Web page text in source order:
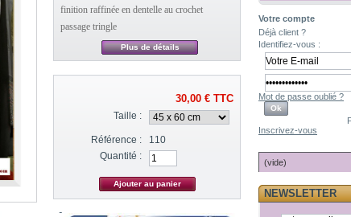
finition raffinée en dentelle au crochet
passage tringle
Plus de détails
30,00 €TTC
Taille :
Référence :
110
Quantité :
Votre compte
Déjà client ?
Identifiez-vous :
Mot de passe oublié ?
Inscrivez-vous
(vide)
NEWSLETTER